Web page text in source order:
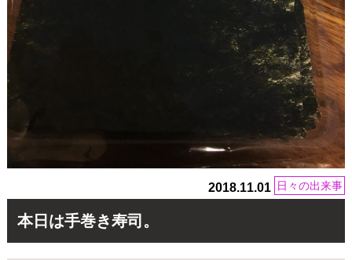
2018.11.01 日々の出来事
本日は手巻き寿司。